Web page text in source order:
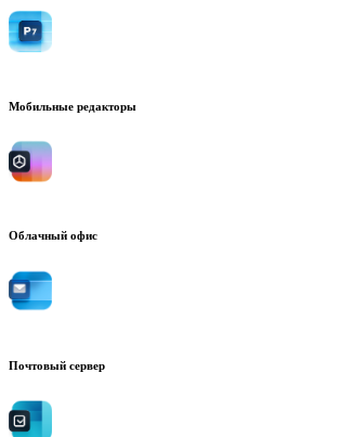
Мобильные редакторы
Облачный офис
Почтовый сервер